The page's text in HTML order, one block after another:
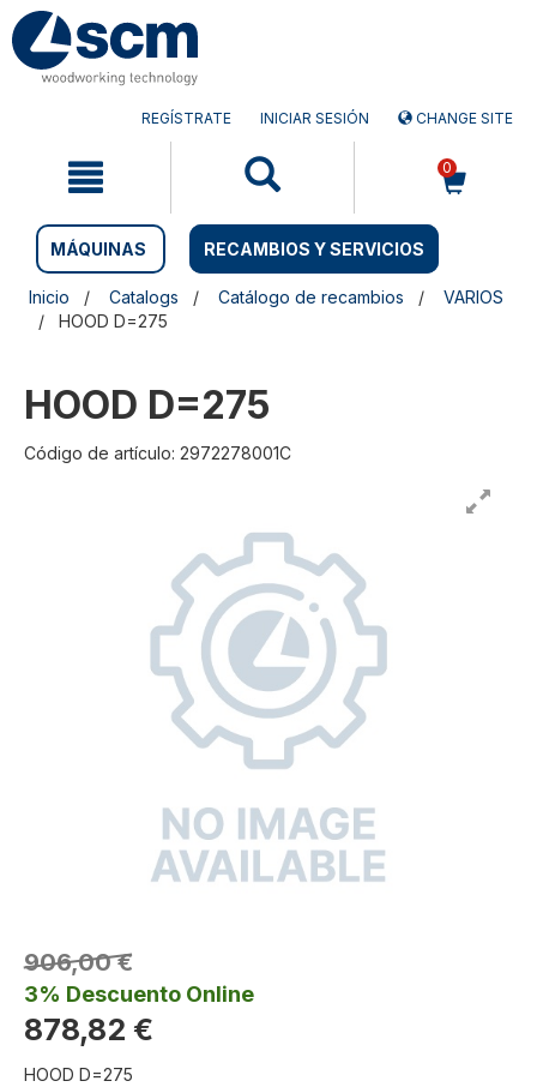
Saltar
contenido
Saltar
menú
REGÍSTRATE INICIAR SESIÓN CHANGE SITE
0
MÁQUINAS RECAMBIOS Y SERVICIOS
Inicio Catalogs Catálogo de recambios
VARIOS
HOOD D=275
HOOD D=275
Código de artículo: 2972278001C
906,00 €
3% Descuento Online
878,82 €
HOOD D=275